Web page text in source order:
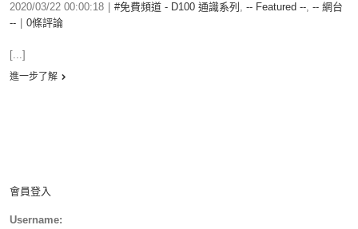
2020/03/22 00:00:18 #免費頻道 - D100 通識系列 , -- Featured --, -- 網台
--
0條評論
[...]
進一步了解
會員登入
Username: